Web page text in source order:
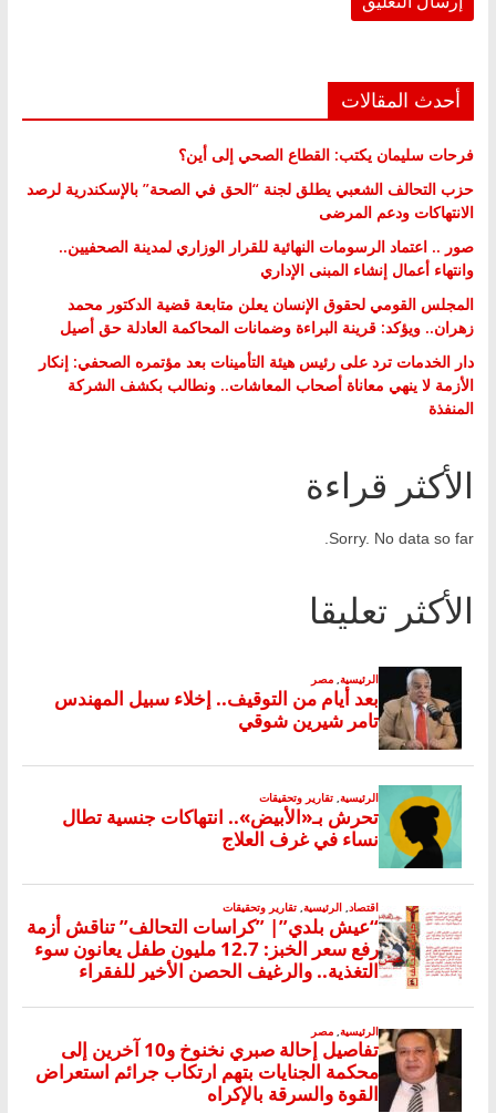
أحدث المقالات
فرحات سليمان يكتب: القطاع الصحي إلى أين؟
حزب التحالف الشعبي يطلق لجنة “الحق في الصحة” بالإسكندرية لرصد
الانتهاكات ودعم المرضى
صور .. اعتماد الرسومات النهائية للقرار الوزاري لمدينة الصحفيين..
وانتهاء أعمال إنشاء المبنى الإداري
المجلس القومي لحقوق الإنسان يعلن متابعة قضية الدكتور محمد
زهران.. ويؤكد: قرينة البراءة وضمانات المحاكمة العادلة حق أصيل
دار الخدمات ترد على رئيس هيئة التأمينات بعد مؤتمره الصحفي: إنكار
الأزمة لا ينهي معاناة أصحاب المعاشات.. ونطالب بكشف الشركة
المنفذة
الأكثر قراءة
Sorry. No data so far.
الأكثر تعليقا